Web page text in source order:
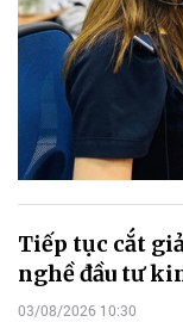
Tiếp tục cắt
nghề đầu tư
03/08/2026 10:30